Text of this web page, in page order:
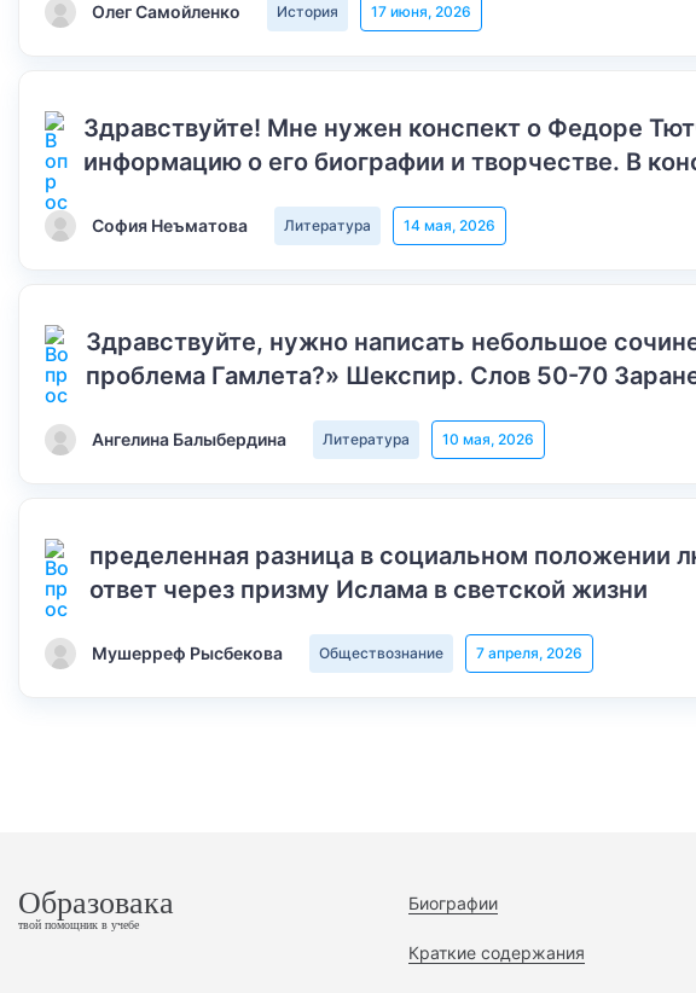
Олег Самойленко История 17 июня, 2026
Здравствуйте! Мне нужен конспект о Федоре
информацию о его биографии и творчестве. В
София Неъматова Литература 14 мая, 2026
Здравствуйте, нужно написать небольшое
проблема Гамлета?» Шекспир. Слов 50-70
Ангелина Балыбердина Литература 10 мая, 2026
пределенная разница в социальном положении
ответ через призму Ислама в светской жизни
Мушерреф Рысбекова Обществознание 7 апреля, 2026
Образовака
твой помощник в учебе
Биографии
Краткие содержания